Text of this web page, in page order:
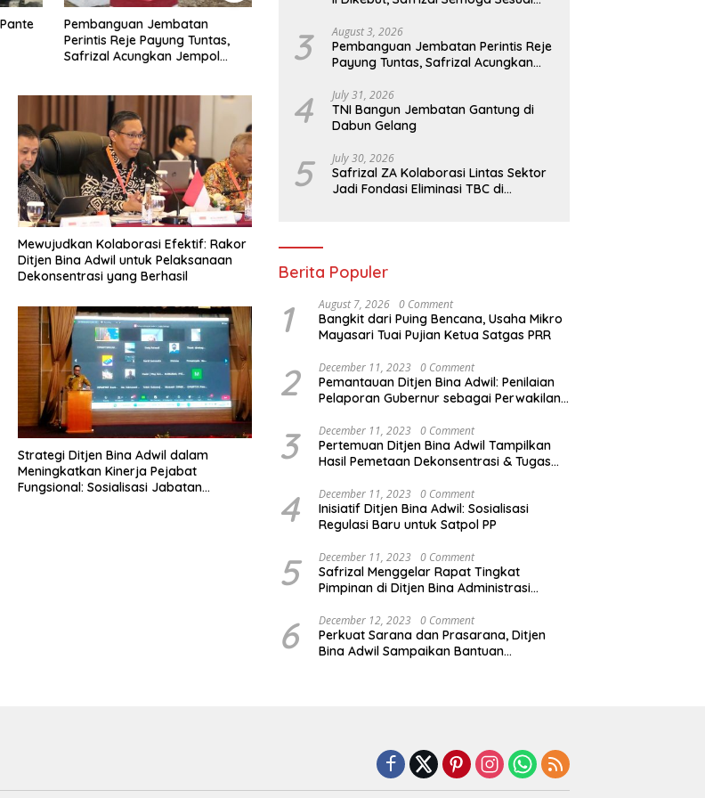
Pembanguan Jembatan
Perintis Reje Payung Tuntas,
Safrizal Acungkan Jempol
di Dabun Gelang
Sektor Jadi Fondasi Eliminasi
TBC di Indonesia
Mewujudkan Kolaborasi Efektif: Rakor
Ditjen Bina Adwil untuk Pelaksanaan
Dekonsentrasi yang Berhasil
Strategi Ditjen Bina Adwil dalam
Meningkatkan Kinerja Pejabat
Fungsional: Sosialisasi Jabatan
3 August 3, 2026
Pembanguan Jembatan Perintis Reje
Payung Tuntas, Safrizal Acungkan
4 July 31, 2026
TNI Bangun Jembatan Gantung di
Dabun Gelang
5 July 30, 2026
Safrizal ZA Kolaborasi Lintas Sektor
Jadi Fondasi Eliminasi TBC di
Berita Populer
1 August 7, 2026 0 Comment
Bangkit dari Puing Bencana, Usaha Mikro
Mayasari Tuai Pujian Ketua Satgas PRR
2 December 11, 2023 0 Comment
Pemantauan Ditjen Bina Adwil: Penilaian
Pelaporan Gubernur sebagai Perwakilan
3 December 11, 2023 0 Comment
Pertemuan Ditjen Bina Adwil Tampilkan
Hasil Pemetaan Dekonsentrasi & Tugas
4 December 11, 2023 0 Comment
Inisiatif Ditjen Bina Adwil: Sosialisasi
Regulasi Baru untuk Satpol PP
5 December 11, 2023 0 Comment
Safrizal Menggelar Rapat Tingkat
Pimpinan di Ditjen Bina Administrasi
6 December 12, 2023 0 Comment
Perkuat Sarana dan Prasarana, Ditjen
Bina Adwil Sampaikan Bantuan